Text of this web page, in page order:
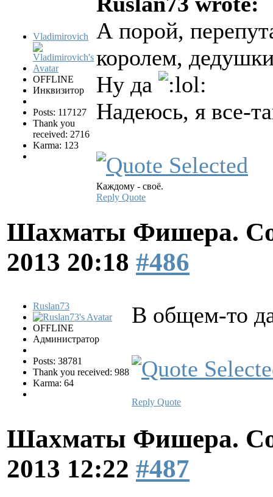
Vladimirovich
OFFLINE
Инквизитор
Posts: 117127
Thank you
received: 2716
Karma: 123
А порой,
королем,
Ну да
Надеюсь, я все-
Каждому - своё.
Reply Quote
Шахматы Фишера.
2013 20:18 #486
Ruslan73
OFFLINE
Администратор
Posts: 38781
Thank you received: 988
Karma: 64
В общем-то
Reply Quote
Шахматы Фишера.
2013 12:22 #487